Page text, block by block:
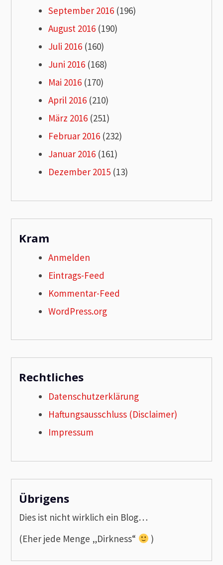
September 2016 (196)
August 2016 (190)
Juli 2016 (160)
Juni 2016 (168)
Mai 2016 (170)
April 2016 (210)
März 2016 (251)
Februar 2016 (232)
Januar 2016 (161)
Dezember 2015 (13)
Kram
Anmelden
Eintrags-Feed
Kommentar-Feed
WordPress.org
Rechtliches
Datenschutzerklärung
Haftungsausschluss (Disclaimer)
Impressum
Übrigens
Dies ist nicht wirklich ein Blog…
(Eher jede Menge „Dirkness“
)